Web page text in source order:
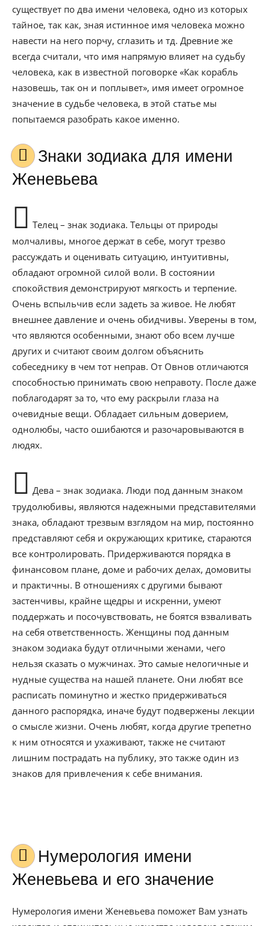
существует по два имени человека, одно из которых
тайное, так как, зная истинное имя человека можно
навести на него порчу, сглазить и тд. Древние же
всегда считали, что имя напрямую влияет на судьбу
человека, как в известной поговорке «Как корабль
назовешь, так он и поплывет», имя имеет огромное
значение в судьбе человека, в этой статье мы
попытаемся разобрать какое именно.
Знаки зодиака для имени
Женевьева
Телец – знак зодиака. Тельцы от природы
молчаливы, многое держат в себе, могут трезво
рассуждать и оценивать ситуацию, интуитивны,
обладают огромной силой воли. В состоянии
спокойствия демонстрируют мягкость и терпение.
Очень вспыльчив если задеть за живое. Не любят
внешнее давление и очень обидчивы. Уверены в том,
что являются особенными, знают обо всем лучше
других и считают своим долгом объяснить
собеседнику в чем тот неправ. От Овнов отличаются
способностью принимать свою неправоту. После даже
поблагодарят за то, что ему раскрыли глаза на
очевидные вещи. Обладает сильным доверием,
однолюбы, часто ошибаются и разочаровываются в
людях.
Дева – знак зодиака. Люди под данным знаком
трудолюбивы, являются надежными представителями
знака, обладают трезвым взглядом на мир, постоянно
представляют себя и окружающих критике, стараются
все контролировать. Придерживаются порядка в
финансовом плане, доме и рабочих делах, домовиты
и практичны. В отношениях с другими бывают
застенчивы, крайне щедры и искренни, умеют
поддержать и посочувствовать, не боятся взваливать
на себя ответственность. Женщины под данным
знаком зодиака будут отличными женами, чего
нельзя сказать о мужчинах. Это самые нелогичные и
нудные существа на нашей планете. Они любят все
расписать поминутно и жестко придерживаться
данного распорядка, иначе будут подвержены лекции
о смысле жизни. Очень любят, когда другие трепетно
к ним относятся и ухаживают, также не считают
лишним пострадать на публику, это также один из
знаков для привлечения к себе внимания.
Нумерология имени
Женевьева и его значение
Нумерология имени Женевьева поможет Вам узнать